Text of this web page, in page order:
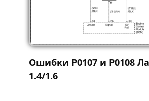
Ошибки Р0107 и Р0108
1.4/1.6